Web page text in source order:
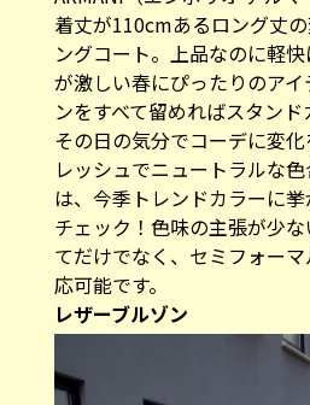
着丈が110cmあるロング丈
ングコート。上品なのに軽
が激しい春にぴったりのア
ンをすべて留めればスタンド
その日の気分でコーデに変
レッシュでニュートラルな
は、今季トレンドカラーに
チェック！色味の主張が少
てだけでなく、セミフォー
応可能です。
レザーブルゾン